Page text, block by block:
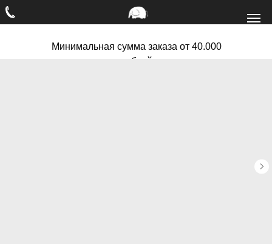
Минимальная сумма заказа от 40.000
рублей